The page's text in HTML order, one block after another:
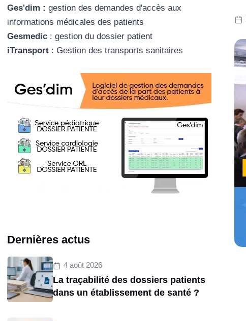
Ges'dim : gestion des demandes d'accès aux
informations médicales des patients
Gesmedic : gestion du dossier patient
iTransport : Gestion des transports sanitaires
Dernières actus
4 août 2026
La traçabilité des dossiers patients
dans un établissement de santé ?